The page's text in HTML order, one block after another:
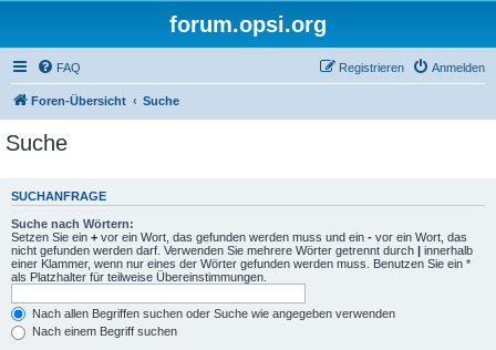
forum.opsi.org
FAQ Anmelden
Registrieren
Foren-Übersicht Suche
Suche
SUCHANFRAGE
Suche nach Wörtern:
Setzen Sie ein + vor ein Wort, das gefunden werden muss und ein - vor ein Wort, das
nicht gefunden werden darf. Verwenden Sie mehrere Wörter getrennt durch | innerhalb
einer Klammer, wenn nur eines der Wörter gefunden werden muss. Benutzen Sie ein *
als Platzhalter für teilweise Übereinstimmungen.
Nach allen Begriffen suchen oder Suche wie angegeben verwenden
Nach einem Begriff suchen